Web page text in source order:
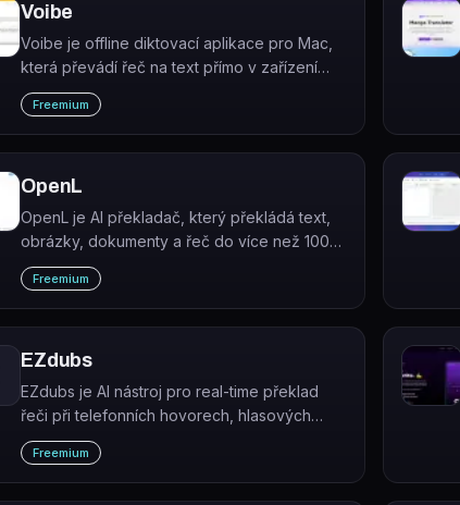
Voibe
Voibe je offline diktovací aplikace pro Mac,
která převádí řeč na text přímo v zařízení
bez připojení k internetu.
Freemium
OpenL
OpenL je AI překladač, který překládá text,
obrázky, dokumenty a řeč do více než 100
jazyků s důrazem na kontextovou přesnost.
Freemium
EZdubs
EZdubs je AI nástroj pro real-time překlad
řeči při telefonních hovorech, hlasových
zprávách a videích, který zachovává hlas a
emoce původního mluvčího.
Freemium